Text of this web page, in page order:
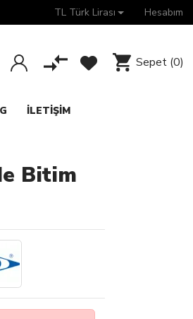
TL Türk Lirası Hesabım
Sepet (0)
İLETIŞIM
Bitim